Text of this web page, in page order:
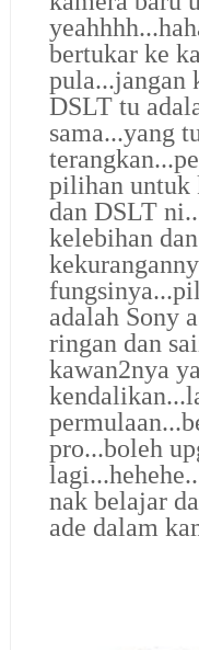
bertukar ke
pula...jangan
DSLT tu
sama...yang
pilihan untuk
dan DSLT
kelebihan dan
adalah Sony
ringan dan
kawan2nya
pro...boleh
nak belajar
ade dalam